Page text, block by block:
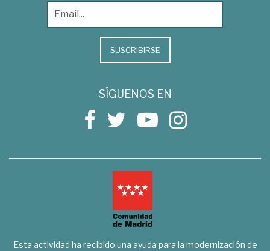
SUSCRIBIRSE
SÍGUENOS EN
Esta actividad ha recibido una ayuda para la modernización de